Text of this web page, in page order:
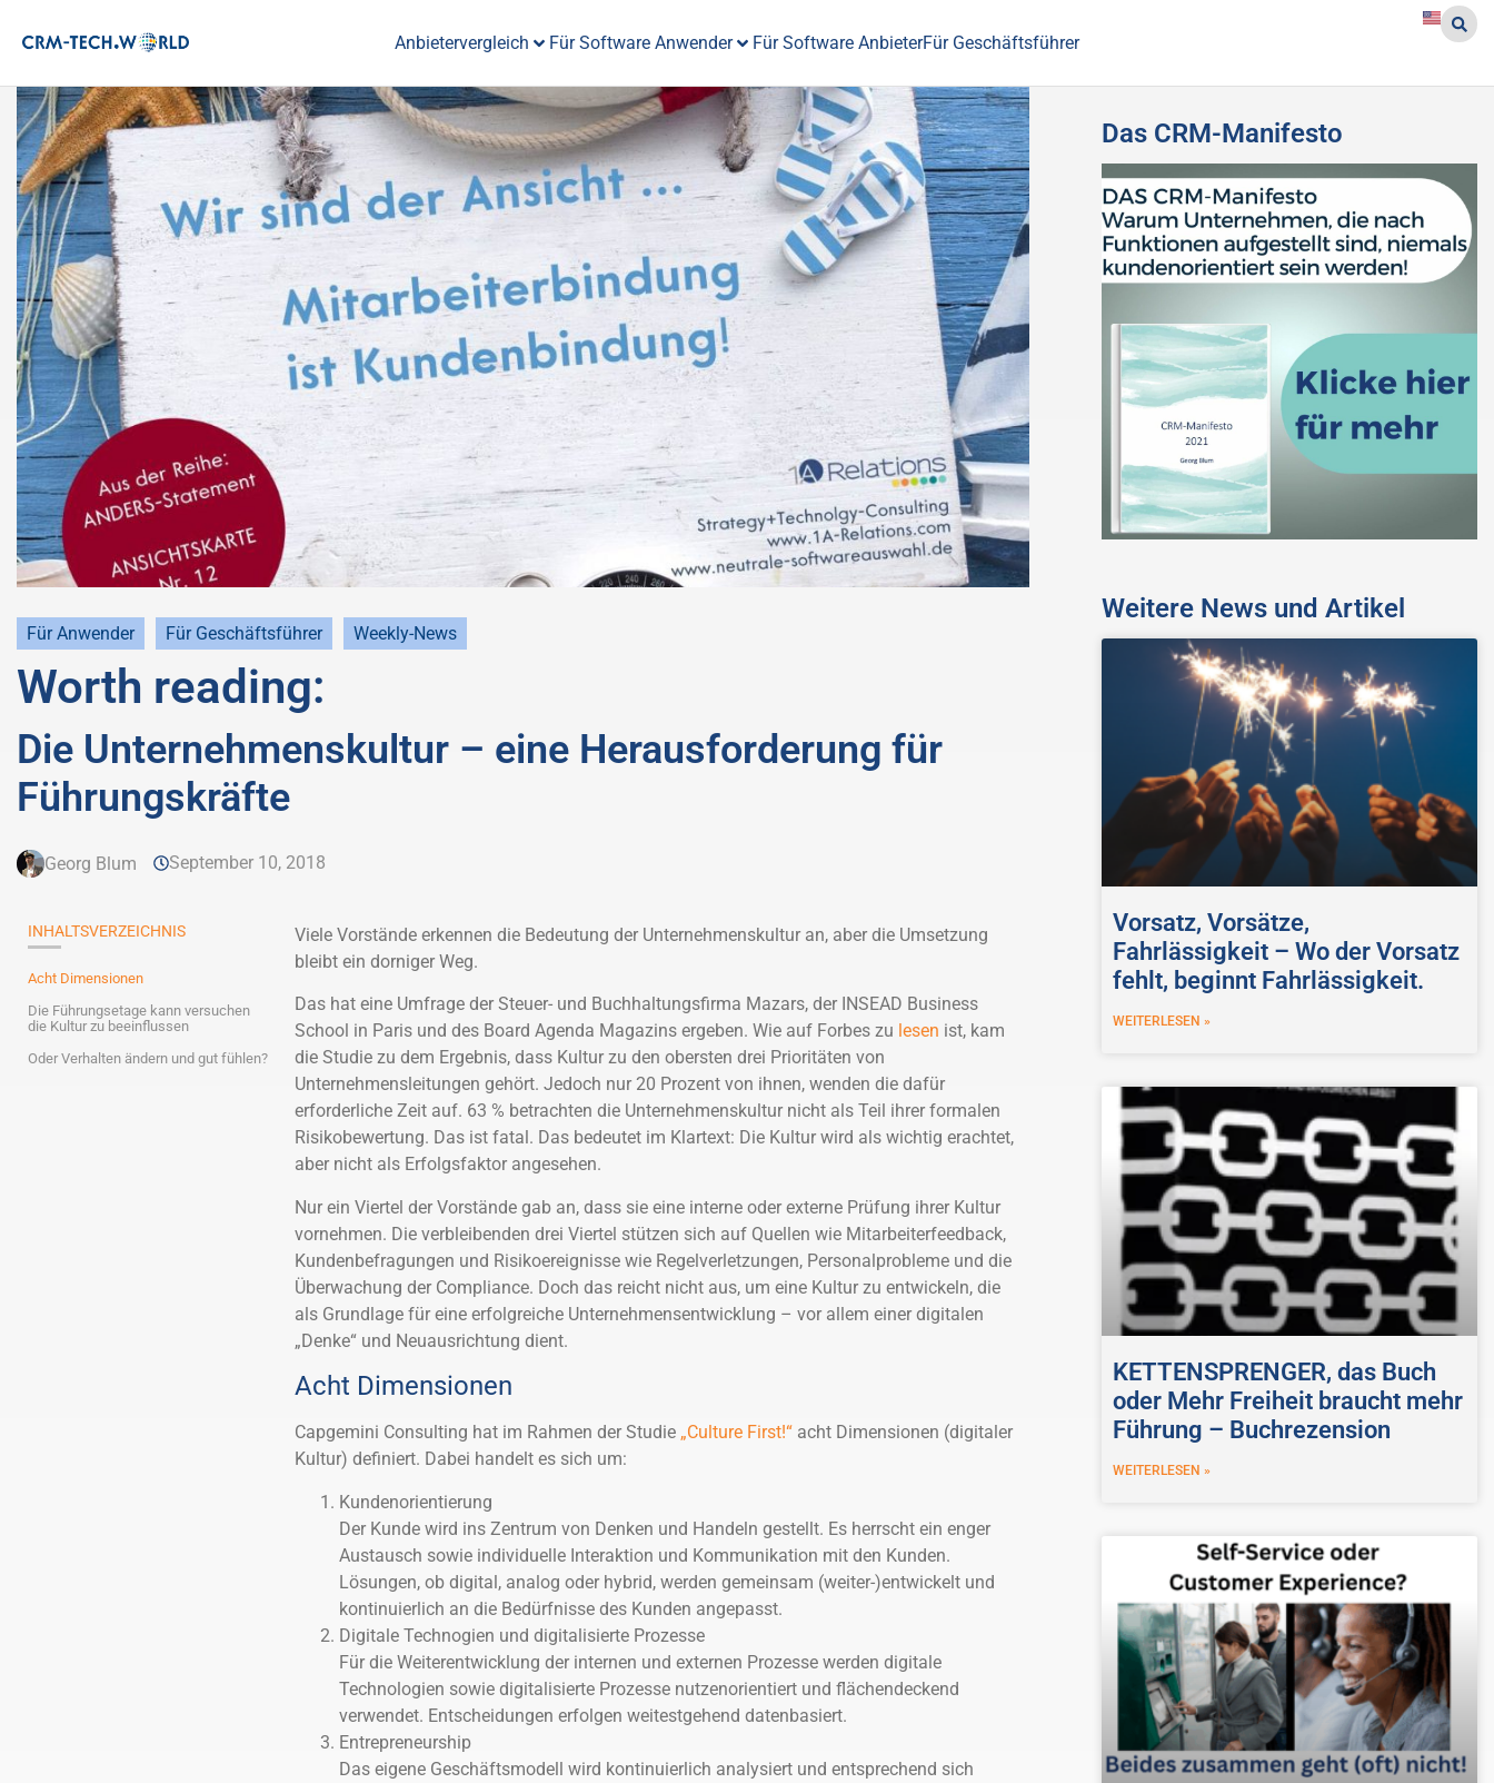
Anbietervergleich Für Software Anwender Für Software AnbieterFür Geschäftsführer
Für Anwender Für Geschäftsführer Weekly-News
Worth reading:
Die Unternehmenskultur – eine Herausforderung für
Führungskräfte
Georg Blum September 10, 2018
INHALTSVERZEICHNIS
Acht Dimensionen
Die Führungsetage kann versuchen
die Kultur zu beeinflussen
Oder Verhalten ändern und gut fühlen?
Viele Vorstände erkennen die Bedeutung der Unternehmenskultur an, aber die Umsetzung
bleibt ein dorniger Weg.
Das hat eine Umfrage der Steuer- und Buchhaltungsfirma Mazars, der INSEAD Business
School in Paris und des Board Agenda Magazins ergeben. Wie auf Forbes zu lesen ist, kam
die Studie zu dem Ergebnis, dass Kultur zu den obersten drei Prioritäten von
Unternehmensleitungen gehört. Jedoch nur 20 Prozent von ihnen, wenden die dafür
erforderliche Zeit auf. 63 % betrachten die Unternehmenskultur nicht als Teil ihrer formalen
Risikobewertung. Das ist fatal. Das bedeutet im Klartext: Die Kultur wird als wichtig erachtet,
aber nicht als Erfolgsfaktor angesehen.
Nur ein Viertel der Vorstände gab an, dass sie eine interne oder externe Prüfung ihrer Kultur
vornehmen. Die verbleibenden drei Viertel stützen sich auf Quellen wie Mitarbeiterfeedback,
Kundenbefragungen und Risikoereignisse wie Regelverletzungen, Personalprobleme und die
Überwachung der Compliance. Doch das reicht nicht aus, um eine Kultur zu entwickeln, die
als Grundlage für eine erfolgreiche Unternehmensentwicklung – vor allem einer digitalen
„Denke“ und Neuausrichtung dient.
Acht Dimensionen
Capgemini Consulting hat im Rahmen der Studie „Culture First!“acht Dimensionen (digitaler
Kultur) definiert. Dabei handelt es sich um:
Kundenorientierung
Der Kunde wird ins Zentrum von Denken und Handeln gestellt. Es herrscht ein enger
Austausch sowie individuelle Interaktion und Kommunikation mit den Kunden.
Lösungen, ob digital, analog oder hybrid, werden gemeinsam (weiter-)entwickelt und
kontinuierlich an die Bedürfnisse des Kunden angepasst.
Digitale Technogien und digitalisierte Prozesse
Für die Weiterentwicklung der internen und externen Prozesse werden digitale
Technologien sowie digitalisierte Prozesse nutzenorientiert und flächendeckend
verwendet. Entscheidungen erfolgen weitestgehend datenbasiert.
Entrepreneurship
Das eigene Geschäftsmodell wird kontinuierlich analysiert und entsprechend sich
Das CRM-Manifesto
Weitere News und Artikel
Vorsatz, Vorsätze,
Fahrlässigkeit – Wo der Vorsatz
fehlt, beginnt Fahrlässigkeit.
WEITERLESEN »
KETTENSPRENGER, das Buch
oder Mehr Freiheit braucht mehr
Führung – Buchrezension
WEITERLESEN »